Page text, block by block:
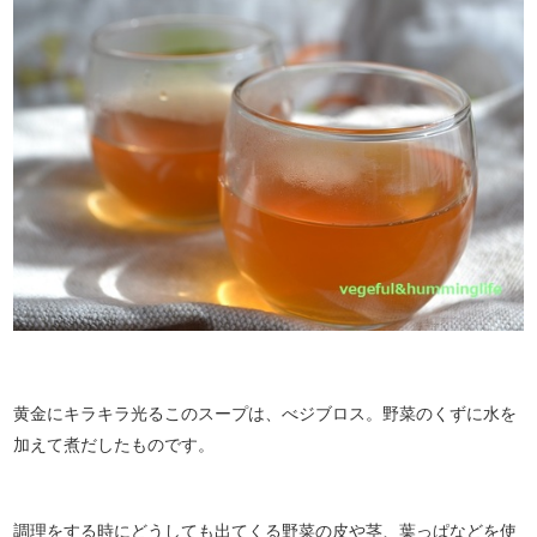
黄金にキラキラ光るこのスープは、べジブロス。野菜のくずに水を
加えて煮だしたものです。
調理をする時にどうしても出てくる野菜の皮や茎、葉っぱなどを使